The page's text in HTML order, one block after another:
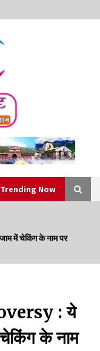
Trending Now
अधिकार दिवस
का नाम अब्दुल कलाम के नाम
में चेकिंग के नाम पर
: ये
चेकिंग के नाम